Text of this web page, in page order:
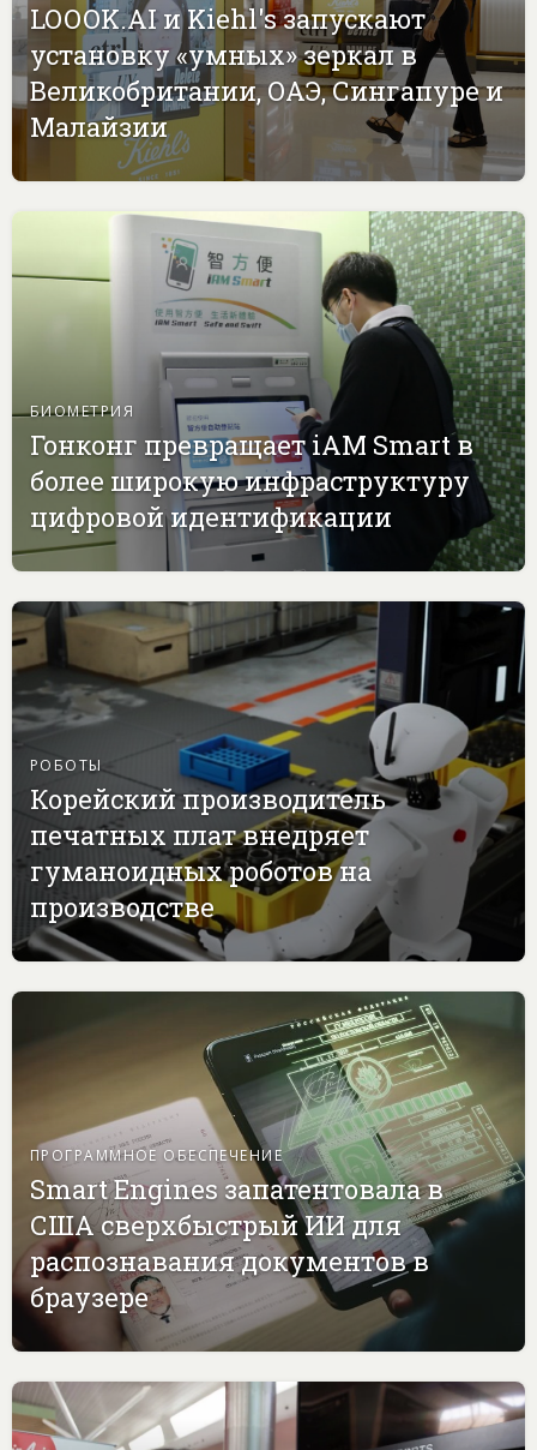
LOOOK.AI и Kiehl's запускают
установку «умных» зеркал в
Великобритании, ОАЭ, Сингапуре и
Малайзии
БИОМЕТРИЯ
Гонконг превращает iAM Smart в
более широкую инфраструктуру
цифровой идентификации
РОБОТЫ
Корейский производитель
печатных плат внедряет
гуманоидных роботов на
производстве
ПРОГРАММНОЕ ОБЕСПЕЧЕНИЕ
Smart Engines запатентовала в
США сверхбыстрый ИИ для
распознавания документов в
браузере